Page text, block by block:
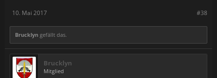
#38
10. Mai 2017
Brucklyn gefällt das.
Brucklyn
Mitglied